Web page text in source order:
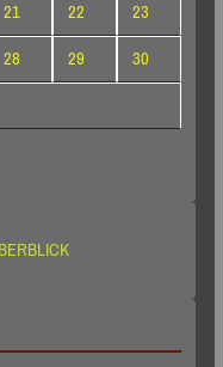
21 22
23
28 29
30